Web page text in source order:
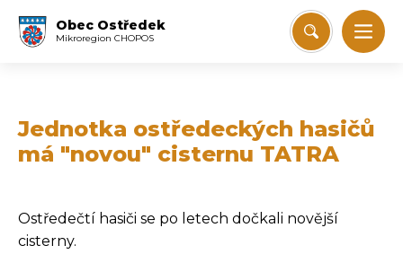
Obec Ostředek
Mikroregion CHOPOS
Jednotka ostředeckých hasičů
má "novou" cisternu TATRA
Ostředečtí hasiči se po letech dočkali novější
cisterny.